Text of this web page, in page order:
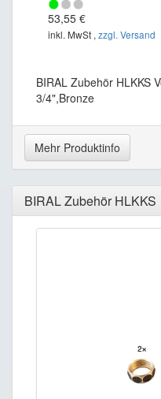
53,55 €
inkl. MwSt , zzgl. Versand
BIRAL Zubehör HLKKS
3/4",Bronze
Mehr Produktinfo
BIRAL Zubehör HLKKS